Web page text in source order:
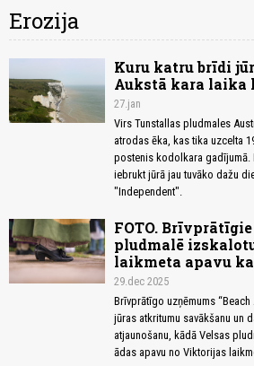
Erozija
Kuru katru brīdi
Aukstā kara laika
27.jan
Virs Tunstallas pludmales
atrodas ēka, kas tika uzcelta
postenis kodolkara gadījumā.
iebrukt jūrā jau tuvāko dažu
"Independent".
FOTO.
pludmalē
laikmeta apavu
29.dec 2025
Brīvprātīgo uzņēmums
jūras atkritumu savākšanu un
atjaunošanu, kādā Velsas
ādas apavu no Viktorijas